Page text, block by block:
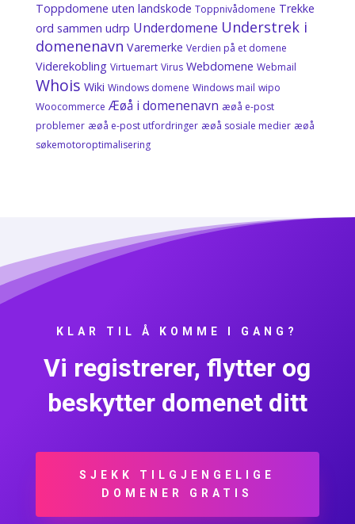
Toppdomene uten landskode Toppnivådomene Trekke
ord sammen udrp Underdomene Understrek i
domenenavn Varemerke Verdien på et domene
Viderekobling Virtuemart Virus Webdomene Webmail
Whois Wiki Windows domene Windows mail wipo
Woocommerce Æøå i domenenavn æøå e-post
problemer æøå e-post utfordringer æøå sosiale medier æøå
søkemotoroptimalisering
KLAR TIL Å KOMME I GANG?
Vi registrerer, flytter og
beskytter domenet ditt
SJEKK TILGJENGELIGE
DOMENER GRATIS